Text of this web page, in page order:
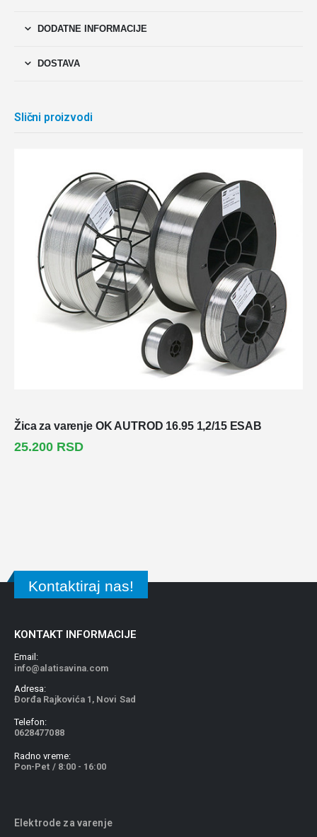
DODATNE INFORMACIJE
DOSTAVA
Slični proizvodi
Žica za varenje OK AUTROD 16.95 1,2/15 ESAB
25.200 RSD
Kontaktiraj nas!
KONTAKT INFORMACIJE
Email:
info@alatisavina.com
Adresa:
Đorđa Rajkovića 1, Novi Sad
Telefon:
0628477088
Radno vreme:
Pon-Pet / 8:00 - 16:00
Elektrode za varenje